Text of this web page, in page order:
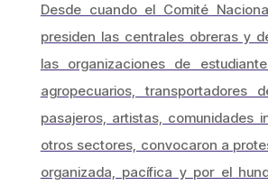
Desde cuando el Comité
presiden las centrales obreras y
las organizaciones de
agropecuarios, transportadores
pasajeros, artistas, comunidades
otros sectores, convocaron a
organizada, pacífica y por el